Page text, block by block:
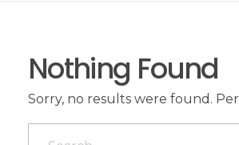
Nothing Found
Sorry, no results were found.